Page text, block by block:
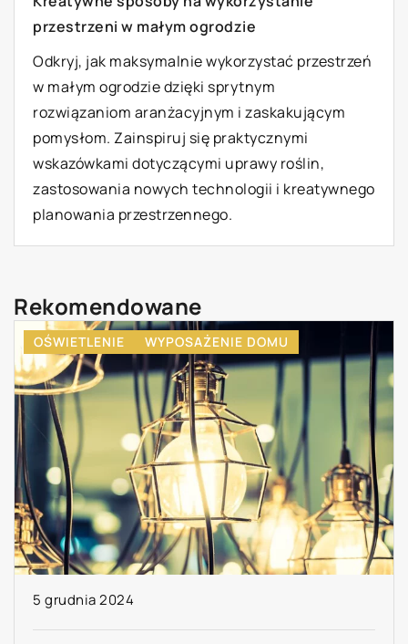
przestrzeni w małym ogrodzie
Odkryj, jak maksymalnie wykorzystać przestrzeń
w małym ogrodzie dzięki sprytnym
rozwiązaniom aranżacyjnym i zaskakującym
pomysłom. Zainspiruj się praktycznymi
wskazówkami dotyczącymi uprawy roślin,
zastosowania nowych technologii i kreatywnego
planowania przestrzennego.
Rekomendowane
OGRÓD ROŚLINY I KWIATY
4 stycznia 2026
Sekrety zdrowego trawnika: jak dbać o zieloną